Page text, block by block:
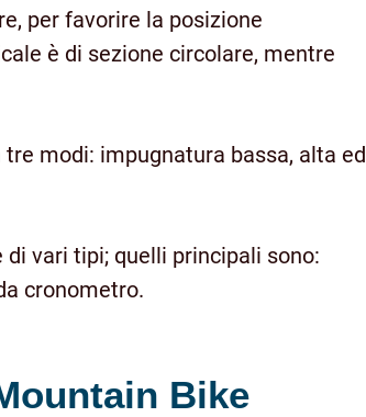
per favorire la posizione
è di sezione circolare, mentre
modi: impugnatura bassa, alta ed
di vari tipi; quelli principali sono:
cronometro.
Bike